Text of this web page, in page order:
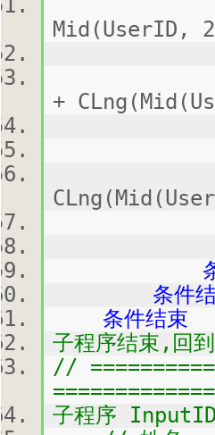
UserID
Mid(UserID,
// 取得
+
循环
循环
条件
条件结
条件结束
子程序结束,回
//
子程序 InputID